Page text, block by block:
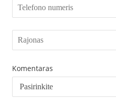
Komentaras